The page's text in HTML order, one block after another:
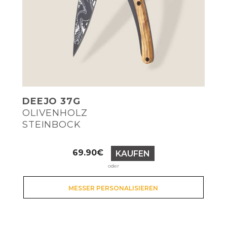
DEEJO 37G
OLIVENHOLZ
STEINBOCK
Preis
69.90€ KAUFEN
oder
MESSER PERSONALISIEREN